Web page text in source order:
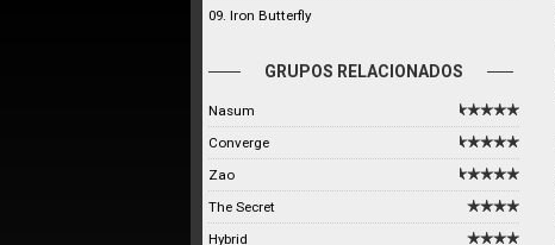
09. Iron Butterfly
GRUPOS RELACIONADOS
Nasum
Converge
Zao
The Secret
Hybrid